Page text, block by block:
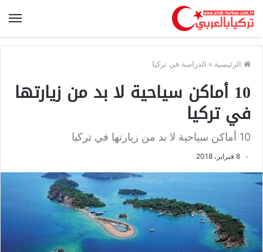
الرئيسية » الدراسة في تركيا
10 أماكن سياحية لا بد من زيارتها
في تركيا
10 أماكن سياحية لا بد من زيارتها في تركيا
8 فبراير، 2018